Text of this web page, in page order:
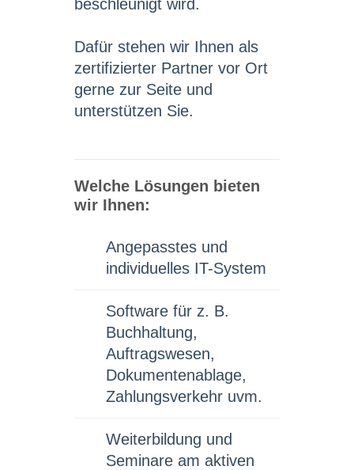
beschleunigt wird.
Dafür stehen wir Ihnen als
zertifizierter Partner vor Ort
gerne zur Seite und
unterstützen Sie.
Welche Lösungen bieten
wir Ihnen:
Angepasstes und
individuelles IT-System
Software für z. B.
Buchhaltung,
Auftragswesen,
Dokumentenablage,
Zahlungsverkehr uvm.
Weiterbildung und
Seminare am aktiven